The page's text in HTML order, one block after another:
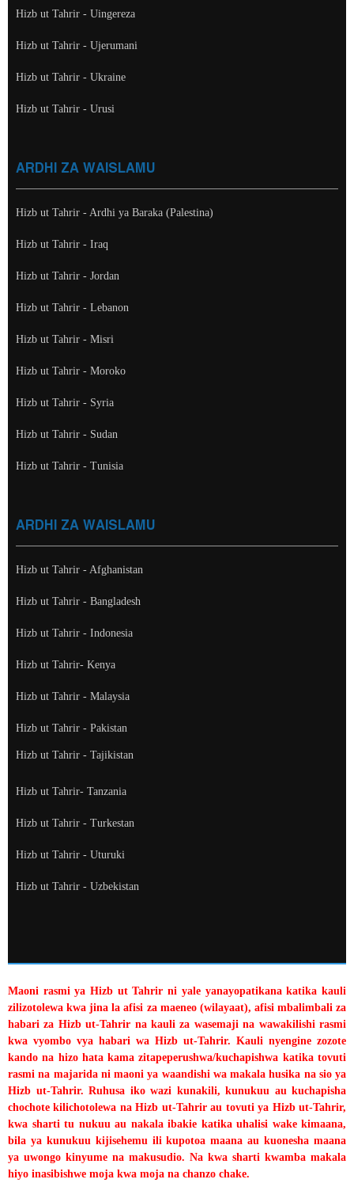
Hizb ut Tahrir - Uingereza
Hizb ut Tahrir - Ujerumani
Hizb ut Tahrir - Ukraine
Hizb ut Tahrir - Urusi
ARDHI ZA WAISLAMU
Hizb ut Tahrir - Ardhi ya Baraka (Palestina)
Hizb ut Tahrir - Iraq
Hizb ut Tahrir - Jordan
Hizb ut Tahrir - Lebanon
Hizb ut Tahrir - Misri
Hizb ut Tahrir - Moroko
Hizb ut Tahrir - Syria
Hizb ut Tahrir - Sudan
Hizb ut Tahrir - Tunisia
ARDHI ZA WAISLAMU
Hizb ut Tahrir - Afghanistan
Hizb ut Tahrir - Bangladesh
Hizb ut Tahrir - Indonesia
Hizb ut Tahrir- Kenya
Hizb ut Tahrir - Malaysia
Hizb ut Tahrir - Pakistan
Hizb ut Tahrir - Tajikistan
Hizb ut Tahrir- Tanzania
Hizb ut Tahrir - Turkestan
Hizb ut Tahrir - Uturuki
Hizb ut Tahrir - Uzbekistan
Maoni rasmi ya Hizb ut Tahrir ni yale yanayopatikana katika kauli
zilizotolewa kwa jina la afisi za maeneo (wilayaat), afisi mbalimbali za
habari za Hizb ut-Tahrir na kauli za wasemaji na wawakilishi rasmi
kwa vyombo vya habari wa Hizb ut-Tahrir. Kauli nyengine zozote
kando na hizo hata kama zitapeperushwa/kuchapishwa katika tovuti
rasmi na majarida ni maoni ya waandishi wa makala husika na sio ya
Hizb ut-Tahrir. Ruhusa iko wazi kunakili, kunukuu au kuchapisha
chochote kilichotolewa na Hizb ut-Tahrir au tovuti ya Hizb ut-Tahrir,
kwa sharti tu nukuu au nakala ibakie katika uhalisi wake kimaana,
bila ya kunukuu kijisehemu ili kupotoa maana au kuonesha maana
ya uwongo kinyume na makusudio. Na kwa sharti kwamba makala
hiyo inasibishwe moja kwa moja na chanzo chake.